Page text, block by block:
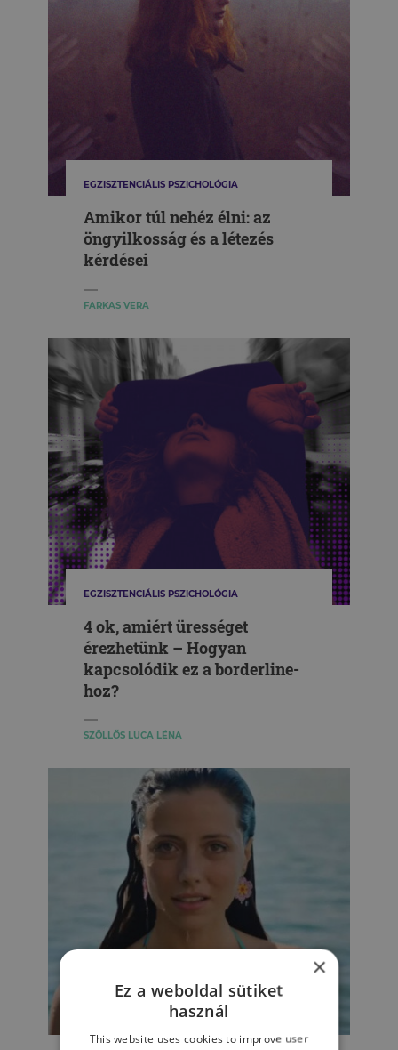
EGZISZTENCIÁLIS PSZICHOLÓGIA
Amikor túl nehéz élni: az
öngyilkosság és a létezés
kérdései
FARKAS VERA
EGZISZTENCIÁLIS PSZICHOLÓGIA
4 ok, amiért ürességet
érezhetünk – Hogyan
kapcsolódik ez a borderline-
hoz?
SZÖLLŐS LUCA LÉNA
×
Ez a weboldal sütiket
használ
This website uses cookies to improve user